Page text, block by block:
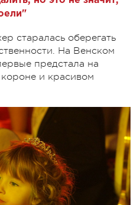
старалась оберегать
На Венском
предстала на
и красивом